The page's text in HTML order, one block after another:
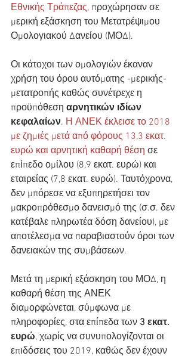
Εθνικής Τράπεζας, προχώρησαν σε
μερική εξάσκηση του Μετατρέψιμου
Ομολογιακού Δανείου (ΜΟΔ).
Οι κάτοχοι των ομολογιών έκαναν
χρήση του όρου αυτόματης -μερικής-
μετατροπής καθώς συνέτρεχε η
προϋπόθεση αρνητικών ιδίων
κεφαλαίων. Η ΑΝΕΚ έκλεισε το 2018
με ζημιές μετά από φόρους 13,3 εκατ.
ευρώ και αρνητική καθαρή θέση σε
επίπεδο ομίλου (8,9 εκατ. ευρώ) και
εταιρείας (7,8 εκατ. ευρώ). Ταυτόχρονα,
δεν μπόρεσε να εξυπηρετήσει τον
μακροπρόθεσμο δανεισμό της (σ.σ. δεν
κατέβαλε πληρωτέα δόση δανείου), με
αποτέλεσμα να παραβιαστούν όροι των
δανειακών της συμβάσεων.
Μετά τη μερική εξάσκηση του ΜΟΔ, η
καθαρή θέση της ΑΝΕΚ
διαμορφώνεται, σύμφωνα με
πληροφορίες, στα επίπεδα των 3 εκατ.
ευρώ, χωρίς να συνυπολογίζονται οι
επιδόσεις του 2019, καθώς δεν έχουν